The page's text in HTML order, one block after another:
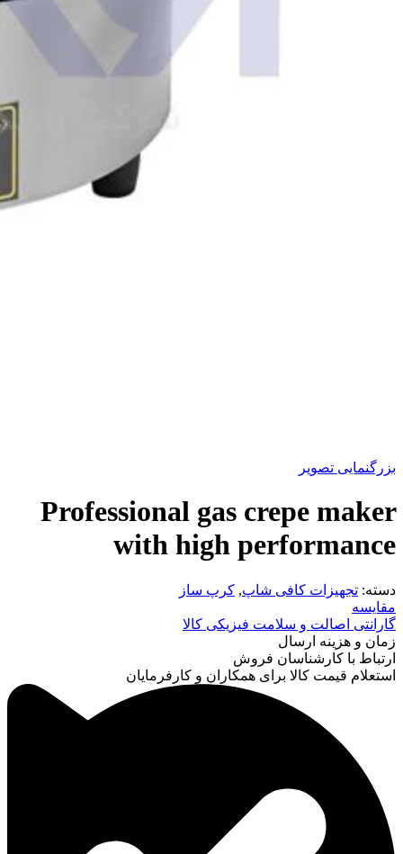
بزرگنمایی تصویر
Professional gas crepe maker
with high performance
دسته: تجهیزات کافی شاپ, کرپ ساز
مقایسه
گارانتی اصالت و سلامت فیزیکی کالا
زمان و هزینه ارسال
ارتباط با کارشناسان فروش
استعلام قیمت کالا برای همکاران و کارفرمایان